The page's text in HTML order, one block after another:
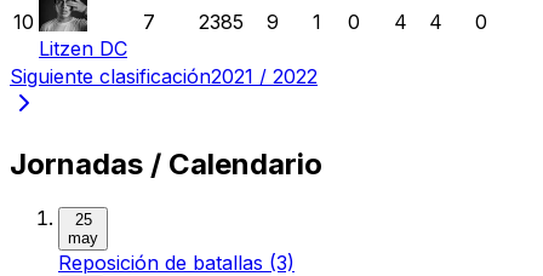
10
Litzen DC
7 2385 9 1 0 4 4 0
Siguiente clasificación2021 / 2022
Jornadas / Calendario
25
may
Reposición de batallas (3)